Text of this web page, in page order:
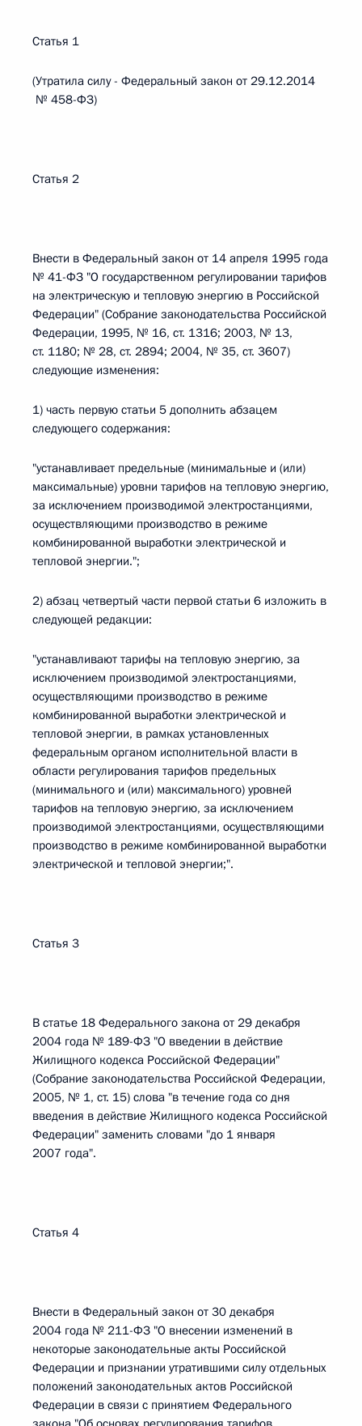
Статья 1
(Утратила силу - Федеральный закон от 29.12.2014
№ 458-ФЗ)
Статья 2
Внести в Федеральный закон от 14 апреля 1995 года
№ 41-ФЗ "О государственном регулировании тарифов
на электрическую и тепловую энергию в Российской
Федерации" (Собрание законодательства Российской
Федерации, 1995, № 16, ст. 1316; 2003, № 13,
ст. 1180; № 28, ст. 2894; 2004, № 35, ст. 3607)
следующие изменения:
1) часть первую статьи 5 дополнить абзацем
следующего содержания:
"устанавливает предельные (минимальные и (или)
максимальные) уровни тарифов на тепловую энергию,
за исключением производимой электростанциями,
осуществляющими производство в режиме
комбинированной выработки электрической и
тепловой энергии.";
2) абзац четвертый части первой статьи 6 изложить в
следующей редакции:
"устанавливают тарифы на тепловую энергию, за
исключением производимой электростанциями,
осуществляющими производство в режиме
комбинированной выработки электрической и
тепловой энергии, в рамках установленных
федеральным органом исполнительной власти в
области регулирования тарифов предельных
(минимального и (или) максимального) уровней
тарифов на тепловую энергию, за исключением
производимой электростанциями, осуществляющими
производство в режиме комбинированной выработки
электрической и тепловой энергии;".
Статья 3
В статье 18 Федерального закона от 29 декабря
2004 года № 189-ФЗ "О введении в действие
Жилищного кодекса Российской Федерации"
(Собрание законодательства Российской Федерации,
2005, № 1, ст. 15) слова "в течение года со дня
введения в действие Жилищного кодекса Российской
Федерации" заменить словами "до 1 января
2007 года".
Статья 4
Внести в Федеральный закон от 30 декабря
2004 года № 211-ФЗ "О внесении изменений в
некоторые законодательные акты Российской
Федерации и признании утратившими силу отдельных
положений законодательных актов Российской
Федерации в связи с принятием Федерального